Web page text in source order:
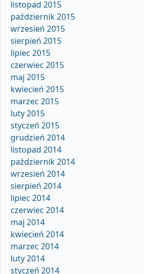
listopad 2015
październik 2015
wrzesień 2015
sierpień 2015
lipiec 2015
czerwiec 2015
maj 2015
kwiecień 2015
marzec 2015
luty 2015
styczeń 2015
grudzień 2014
listopad 2014
październik 2014
wrzesień 2014
sierpień 2014
lipiec 2014
czerwiec 2014
maj 2014
kwiecień 2014
marzec 2014
luty 2014
styczeń 2014